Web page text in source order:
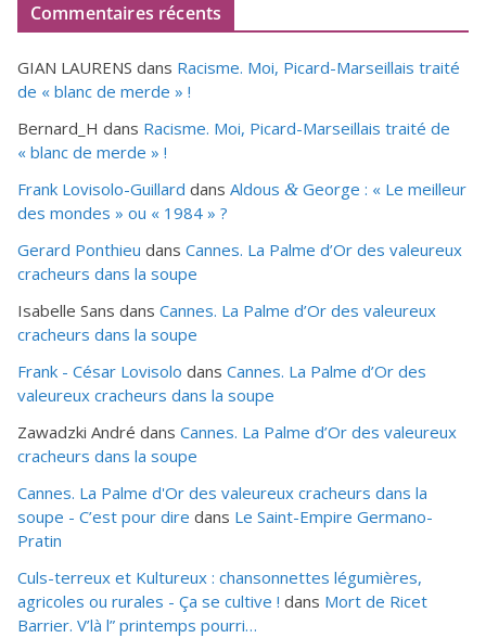
Commentaires récents
GIAN LAURENS dans Racisme. Moi, Picard-Marseillais traité
de « blanc de merde » !
Bernard_H dans Racisme. Moi, Picard-Marseillais traité de
« blanc de merde » !
Frank Lovisolo-Guillard dans Aldous & George : « Le meilleur
des mondes » ou « 1984 » ?
Gerard Ponthieu dans Cannes. La Palme d’Or des valeureux
cracheurs dans la soupe
Isabelle Sans dans Cannes. La Palme d’Or des valeureux
cracheurs dans la soupe
Frank - César Lovisolo dans Cannes. La Palme d’Or des
valeureux cracheurs dans la soupe
Zawadzki André dans Cannes. La Palme d’Or des valeureux
cracheurs dans la soupe
Cannes. La Palme d'Or des valeureux cracheurs dans la
soupe - C’est pour dire dans Le Saint-Empire Germano-
Pratin
Culs-terreux et Kultureux : chansonnettes légumières,
agricoles ou rurales - Ça se cultive ! dans Mort de Ricet
Barrier. V’là l” printemps pourri…